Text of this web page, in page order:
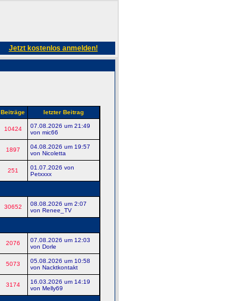
Jetzt kostenlos anmelden!
Beiträge letzter Beitrag
10424
07.08.2026 um 21:49
von mic66
1897
04.08.2026 um 19:57
von Nicoletta
251
01.07.2026 von
Petxxxx
30652
08.08.2026 um 2:07
von Renee_TV
2076
07.08.2026 um 12:03
von Dorle
5073
05.08.2026 um 10:58
von Nacktkontakt
3174
16.03.2026 um 14:19
von Melly69